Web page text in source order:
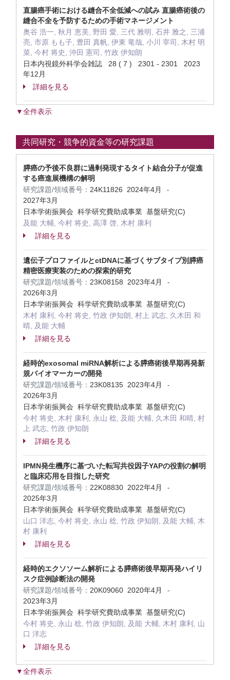
直腸癌手術における縫合不全低減への試み 直腸癌術後の
縫合不全を予防するための手術マネージメント
奥谷 浩一, 秋月 恵美, 野田 愛, 三代 雅明, 石井 雅之, 三浦
亮, 市原 もも子, 豊田 真帆, 伊東 竜哉, 小川 宰司, 木村 明
菜, 今村 将史, 沖田 憲司, 竹政 伊知朗
日本内視鏡外科学会雑誌 28 ( 7 ) 2301 - 2301 2023
年12月
詳細を見る
▼全件表示
共同研究・競争的資金等の研究課題
膵癌の予後不良群に過剰発現するタイト結合分子が促進
する癌進展機構の解明
研究課題/領域番号： 24K11826 2024年4月 -
2027年3月
日本学術振興会 科学研究費助成事業 基盤研究(C)
及能 大輔, 今村 将史, 高澤 啓, 木村 康利
詳細を見る
遺伝子プロファイルとctDNAに基づくサブタイプ別膵癌
精密医療実装のための探索的研究
研究課題/領域番号： 23K08158 2023年4月 -
2026年3月
日本学術振興会 科学研究費助成事業 基盤研究(C)
木村 康利, 今村 将史, 竹政 伊知朗, 村上 武志, 久木田 和
晴, 及能 大輔
詳細を見る
経時的exosomal miRNA解析による膵癌術後早期再発新
規バイオマーカーの開発
研究課題/領域番号： 23K08135 2023年4月 -
2026年3月
日本学術振興会 科学研究費助成事業 基盤研究(C)
今村 将史, 木村 康利, 永山 稔, 及能 大輔, 久木田 和晴, 村
上 武志, 竹政 伊知朗
詳細を見る
IPMN発生機序に基づいた転写共役因子YAPの役割の解明
と臨床応用を目指した研究
研究課題/領域番号： 22K08830 2022年4月 -
2025年3月
日本学術振興会 科学研究費助成事業 基盤研究(C)
山口 洋志, 今村 将史, 永山 稔, 竹政 伊知朗, 及能 大輔, 木
村 康利
詳細を見る
経時的エクソソーム解析による膵癌術後早期再発ハイリ
スク症例診断法の開発
研究課題/領域番号： 20K09060 2020年4月 -
2023年3月
日本学術振興会 科学研究費助成事業 基盤研究(C)
今村 将史, 永山 稔, 竹政 伊知朗, 及能 大輔, 木村 康利, 山
口 洋志
詳細を見る
▼全件表示